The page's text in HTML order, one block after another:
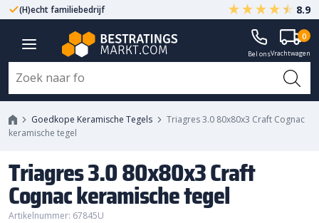
(H)echt familiebedrijf Gegarandeerd A-kwaliteit
8.9
Bel onsVrachtwagen
0
Goedkope Keramische Tegels
Triagres 3.0 80x80x3 Craft Cognac
keramische tegel
Triagres 3.0 80x80x3 Craft
Cognac keramische tegel
Artikelnummer: 67845U